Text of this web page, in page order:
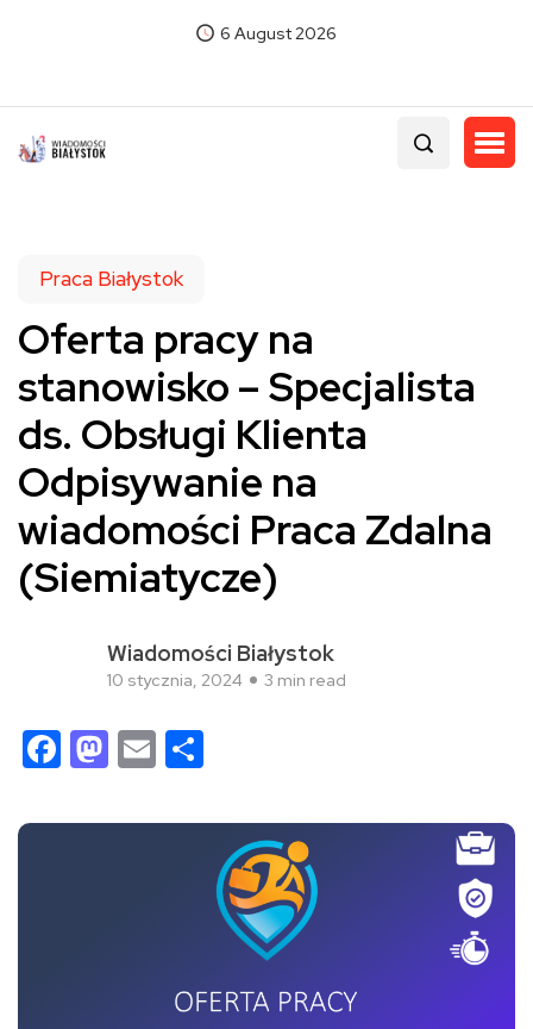
6 August 2026
Praca Białystok
Oferta pracy na
stanowisko – Specjalista
ds. Obsługi Klienta
Odpisywanie na
wiadomości Praca Zdalna
(Siemiatycze)
Wiadomości Białystok
10 stycznia, 2024 3 min read
Facebook
Mastodon
Email